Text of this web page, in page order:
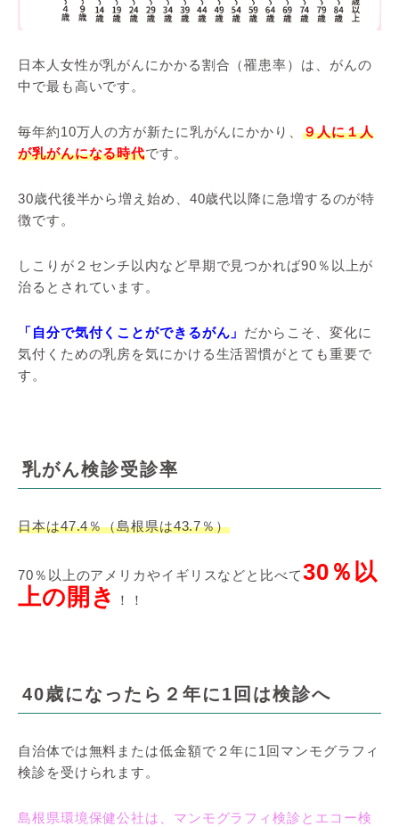
日本人女性が乳がんにかかる割合（罹患率）は、がんの
中で最も高いです。
毎年約10万人の方が新たに乳がんにかかり、 ９人に１人
が乳がんになる時代です。
30歳代後半から増え始め、40歳代以降に急増するのが特
徴です。
しこりが２センチ以内など早期で見つかれば90％以上が
治るとされています。
「自分で気付くことができるがん」 だからこそ、変化に
気付くための乳房を気にかける生活習慣がとても重要で
す。
乳がん検診受診率
日本は47.4％（島根県は43.7％）
70％以上のアメリカやイギリスなどと比べて30％以
上の開き
！！
40歳になったら２年に1回は検診へ
自治体では無料または低金額で２年に1回マンモグラフィ
検診を受けられます。
島根県環境保健公社は、マンモグラフィ検診とエコー検